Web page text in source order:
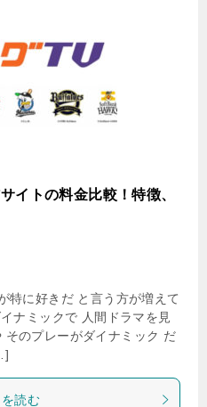
イトの料金比較！特徴、
特に好きだ と言う方が増えて
ナミックで 人間ドラマを見
そのプレーがダイナミック だ
読む